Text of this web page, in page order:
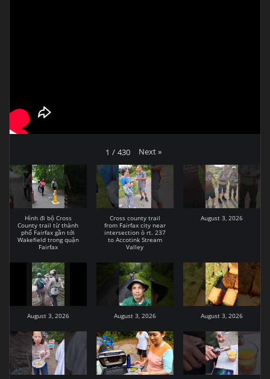
1 / 430 Next»
Hình đi bộ Cross
County trail từ thành
phố Fairfax gần tới
Wakefield trong quận
Fairfax
Cross county trail
from Fairfax city near
intersection ò rt. 237
to Accotink Stream
Valley
August 3, 2026
August 3, 2026 August 3, 2026 August 3, 2026